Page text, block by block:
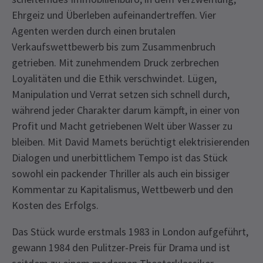
Ehrgeiz und Überleben aufeinandertreffen. Vier
Agenten werden durch einen brutalen
Verkaufswettbewerb bis zum Zusammenbruch
getrieben. Mit zunehmendem Druck zerbrechen
Loyalitäten und die Ethik verschwindet. Lügen,
Manipulation und Verrat setzen sich schnell durch,
während jeder Charakter darum kämpft, in einer von
Profit und Macht getriebenen Welt über Wasser zu
bleiben. Mit David Mamets berüchtigt elektrisierenden
Dialogen und unerbittlichem Tempo ist das Stück
sowohl ein packender Thriller als auch ein bissiger
Kommentar zu Kapitalismus, Wettbewerb und den
Kosten des Erfolgs.
Das Stück wurde erstmals 1983 in London aufgeführt,
gewann 1984 den Pulitzer-Preis für Drama und ist